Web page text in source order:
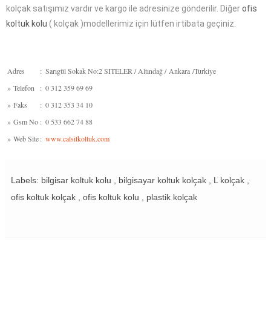
kolçak satışımız vardır ve kargo ile adresinize gönderilir. Diğerofis
koltuk kolu ( kolçak )modellerimiz için lütfen irtibata geçiniz.
Adres : Sarıgül Sokak No:2 SITELER / Altındağ / Ankara /Turkiye
» Telefon : 0 312 359 69 69
» Faks : 0 312 353 34 10
» Gsm No : 0 533 662 74 88
» Web Site: www.calsitkoltuk.com
Labels: bilgisar koltuk kolu , bilgisayar koltuk kolçak , L kolçak ,
ofis koltuk kolçak , ofis koltuk kolu , plastik kolçak